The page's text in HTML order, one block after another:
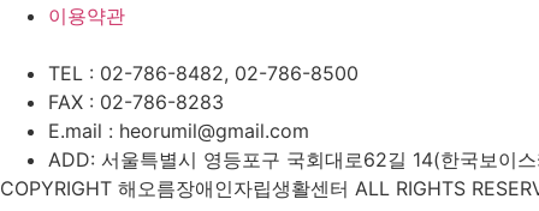
이용약관
TEL : 02-786-8482, 02-786-8500
FAX : 02-786-8283
E.mail : heorumil@gmail.com
ADD: 서울특별시 영등포구 국회대로62길 14(한국보이
COPYRIGHT 해오름장애인자립생활센터 ALL RIGHTS